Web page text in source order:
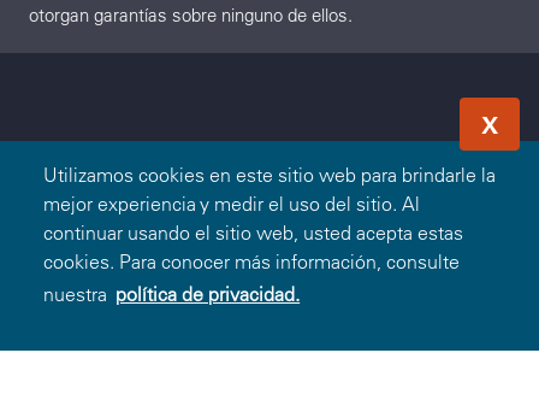
Utilizamos cookies en este sitio web para brindarle la
mejor experiencia y medir el uso del sitio. Al
continuar usando el sitio web, usted acepta estas
cookies. Para conocer más información, consulte
nuestra política de privacidad.
X
Canjear Oferta
Ingresar O
otorgan garantías sobre ninguno de ellos.